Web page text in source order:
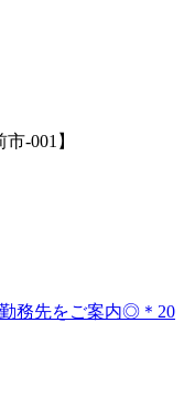
-001】
務先をご案内◎＊20